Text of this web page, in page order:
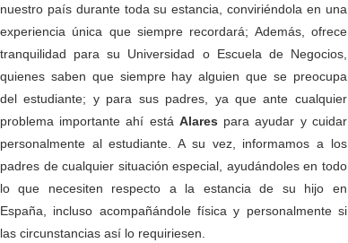
nuestro país durante toda su estancia, conviriéndola en una
experiencia única que siempre recordará; Además, ofrece
tranquilidad para su Universidad o Escuela de Negocios,
quienes saben que siempre hay alguien que se preocupa
del estudiante; y para sus padres, ya que ante cualquier
problema importante ahí está Alares para ayudar y cuidar
personalmente al estudiante. A su vez, informamos a los
padres de cualquier situación especial, ayudándoles en todo
lo que necesiten respecto a la estancia de su hijo en
España, incluso acompañándole física y personalmente si
las circunstancias así lo requiriesen.